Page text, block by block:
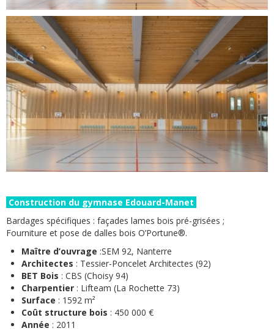
Construction du gymnase Edouard-Manet
Bardages spécifiques : façades lames bois pré-grisées ;
Fourniture et pose de dalles bois O’Portune®.
Maître d’ouvrage :SEM 92, Nanterre
Architectes : Tessier-Poncelet Architectes (92)
BET Bois : CBS (Choisy 94)
Charpentier : Lifteam (La Rochette 73)
Surface : 1592 m²
Coût structure bois : 450 000 €
Année : 2011